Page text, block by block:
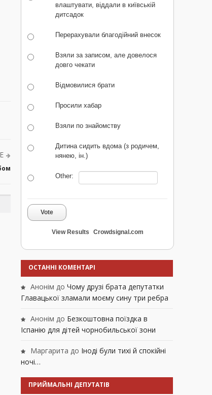
влаштувати, віддали в київській
дитсадок
Перерахували благодійний внесок
Взяли за записом, але довелося
довго чекати
Відмовилися брати
Просили хабар
Взяли по знайомству
Дитина сидить вдома (з родичем,
нянею, ін.)
Other:
Vote
View Results Crowdsignal.com
ОСТАННІ КОМЕНТАРІ
Анонім до Чому друзі брата депутатки
Главацької зламали моєму сину три ребра
Анонім до Безкоштовна поїздка в
Іспанію для дітей чорнобильської зони
Маргарита до Іноді були тихі й спокійні
ночі…
ПРИЙМАЛЬНІ ДЕПУТАТІВ